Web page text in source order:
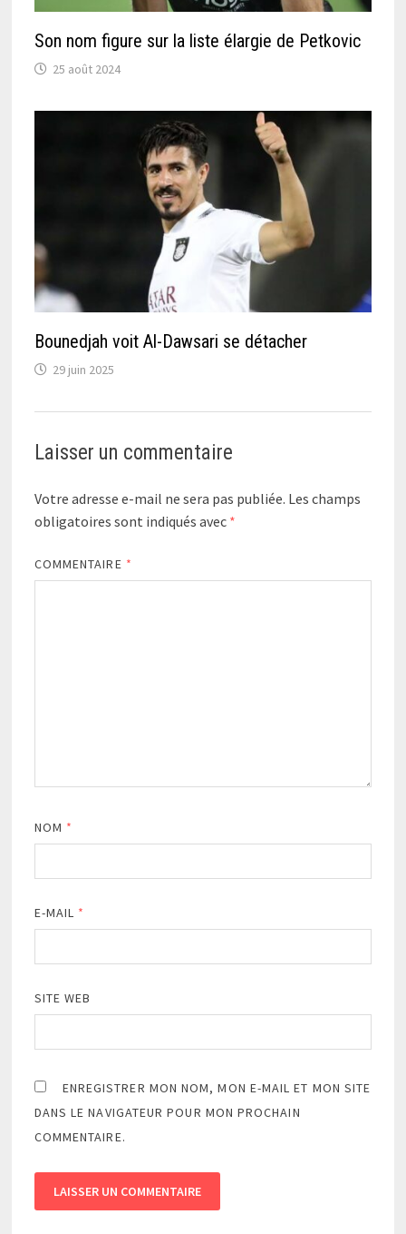
Son nom figure sur la liste élargie de Petkovic
25 août 2024
Bounedjah voit Al-Dawsari se détacher
29 juin 2025
Laisser un commentaire
Votre adresse e-mail ne sera pas publiée. Les champs
obligatoires sont indiqués avec *
COMMENTAIRE *
NOM *
E-MAIL *
SITE WEB
ENREGISTRER MON NOM, MON E-MAIL ET MON SITE
DANS LE NAVIGATEUR POUR MON PROCHAIN
COMMENTAIRE.